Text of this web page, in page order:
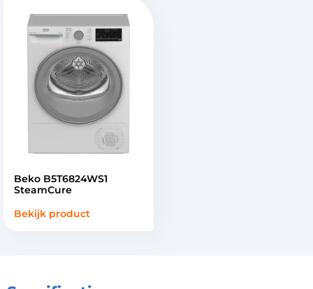
Beko B5T6824WS1
SteamCure
Bekijk product